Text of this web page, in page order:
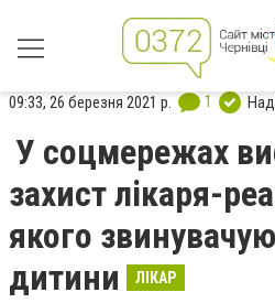
09:33, 26 березня 2021 р. 1
У соцмережах
захист лікаря-
якого
дитини
ЛІКАР